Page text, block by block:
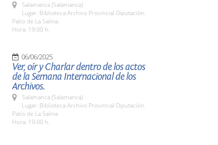
Salamanca (Salamanca)
Lugar: Biblioteca Archivo Provincial Diputación.
Patio de La Salina.
Hora: 19:00 h.
06/06/2025
Ver, oír y Charlar dentro de los actos
de la Semana Internacional de los
Archivos.
Salamanca (Salamanca)
Lugar: Biblioteca Archivo Provincial Diputación.
Patio de La Salina
Hora: 19:00 h.